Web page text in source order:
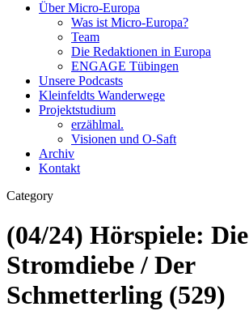
Über Micro-Europa
Was ist Micro-Europa?
Team
Die Redaktionen in Europa
ENGAGE Tübingen
Unsere Podcasts
Kleinfeldts Wanderwege
Projektstudium
erzählmal.
Visionen und O-Saft
Archiv
Kontakt
Category
(04/24) Hörspiele: Die
Stromdiebe / Der
Schmetterling (529)